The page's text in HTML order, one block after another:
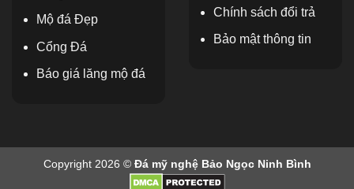
Mộ đá Đẹp
Cổng Đá
Báo giá lăng mộ đá
Chính sách đổi trả
Bảo mật thông tin
Copyright 2026 © Đá mỹ nghệ Bảo Ngọc Ninh Bình